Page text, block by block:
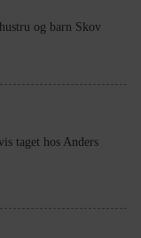
og barn Skov
taget hos Anders